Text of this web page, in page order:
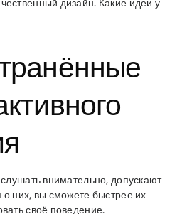
дизайн. Какие идеи у
внимательно, допускают
них, вы сможете быстрее их
своё поведение.